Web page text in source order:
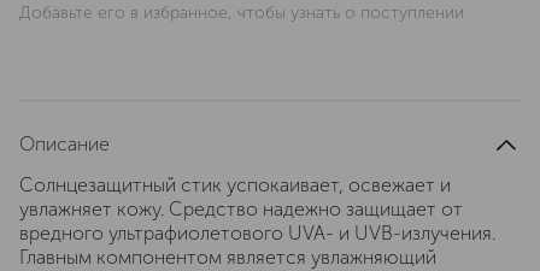
Добавьте его в избранное, чтобы узнать о поступлении
Описание
Солнцезащитный стик успокаивает, освежает и
увлажняет кожу. Средство надежно защищает от
вредного ультрафиолетового UVA- и UVB-излучения.
Главным компонентом является увлажняющий